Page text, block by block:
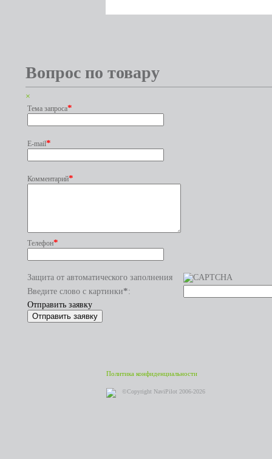
Вопрос по товару
×
Тема запроса*
E-mail*
Комментарий*
Телефон*
Защита от автоматического заполнения
Введите слово с картинки*:
Отправить заявку
Политика конфиденциальности
©Copyright NaviPilot 2006-2026